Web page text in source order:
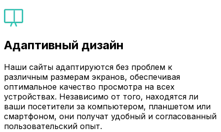
Адаптивный дизайн
Наши сайты адаптируются без проблем к
различным размерам экранов, обеспечивая
оптимальное качество просмотра на всех
устройствах. Независимо от того, находятся ли
ваши посетители за компьютером, планшетом или
смартфоном, они получат удобный и согласованный
пользовательский опыт.